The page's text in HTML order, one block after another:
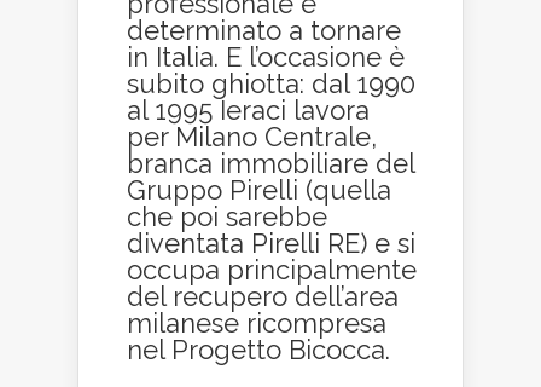
determinato a tornare
in Italia. E l’occasione è
subito ghiotta: dal 1990
al 1995 Ieraci lavora
per Milano Centrale,
branca immobiliare del
Gruppo Pirelli (quella
che poi sarebbe
diventata Pirelli RE) e si
occupa principalmente
del recupero dell’area
milanese ricompresa
nel Progetto Bicocca.